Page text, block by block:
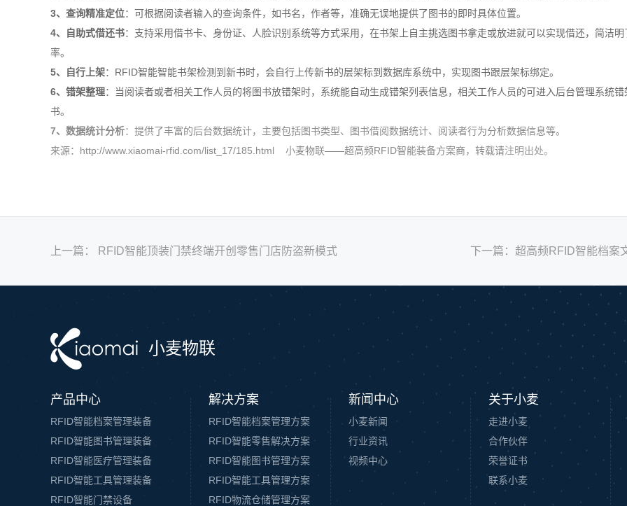
3、查询精准定位：可根据阅读者输入的查询条件，如书名，作者等，准确无误地提供了图书的即时具体位置。
4、自助式借还书：支持采用借书卡、身份证、人脸识别系统等方式采用，在书架上自主挑选图书拿走或放进就可以实现借还，简洁明
率。
5、自行上架：RFID智能智能书架检测到新书时，会自行上传新书的层架标到数据库系统中，实现图书跟层架标绑定。
6、错架整理：当阅读者或者相关工作人员的将图书放错架时，系统能自动生成错架列表信息，相关工作人员的可进入后台管理系统错
书。
7、数据统计分析：提供了丰富的后台数据统计，主要包括图书类型、图书借阅数据统计、阅读者行为分析数据信息等。
来源： http://www.xiaomai-rfid.com/list_17/185.html 小麦物联——超高频RFID智能装备方案商，转载请注明出处。
上一篇： RFID智能顶装门禁终端开创零售门店防盗新模式 下一篇： 超高频RFID智能档案
小麦物联
产品中心
RFID智能档案管理装备
RFID智能图书管理装备
RFID智能医疗管理装备
RFID智能工具管理装备
RFID智能门禁设备
解决方案
RFID智能档案管理方案
RFID智能零售解决方案
RFID智能图书管理方案
RFID智能工具管理方案
RFID物流仓储管理方案
新闻中心
小麦新闻
行业资讯
视频中心
关于小麦
走进小麦
合作伙伴
荣誉证书
联系小麦